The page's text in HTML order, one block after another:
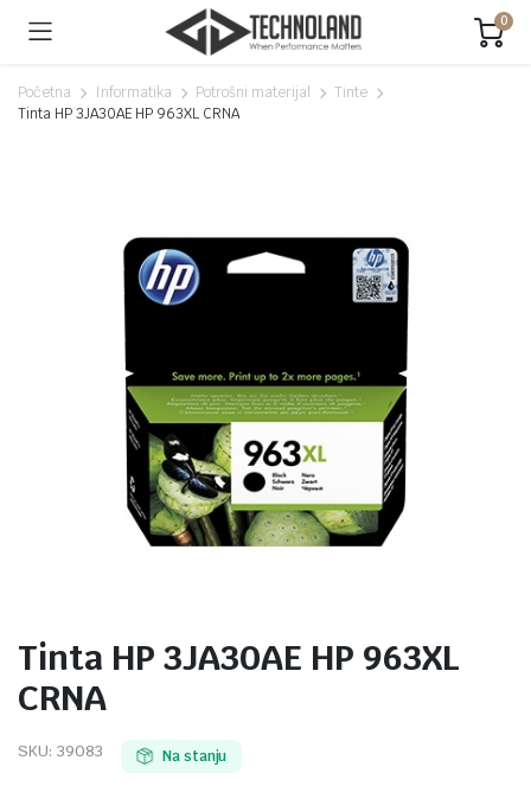
0
Početna Informatika Potrošni materijal
Tinte
Tinta HP 3JA30AE HP 963XL CRNA
Tinta HP 3JA30AE HP 963XL
CRNA
SKU: 39083 Na stanju